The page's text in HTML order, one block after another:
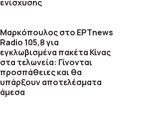
ενίσχυσης
Μαρκόπουλος στο ΕΡΤnews
Radio 105,8 για
εγκλωβισμένα πακέτα Κίνας
στα τελωνεία: Γίνονται
προσπάθειες και θα
υπάρξουν αποτελέσματα
άμεσα